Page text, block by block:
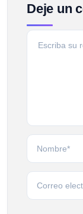
Deje un